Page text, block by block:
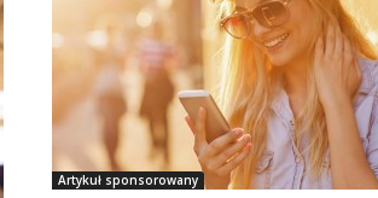
Artykuł sponsorowany